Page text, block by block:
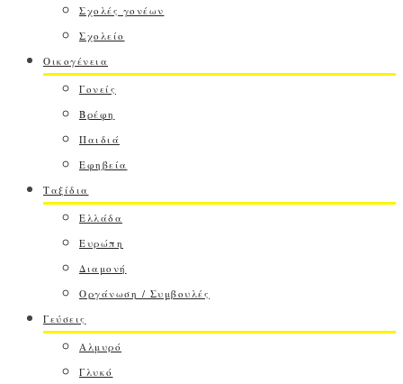
Σχολές γονέων
Σχολείο
Οικογένεια
Γονείς
Βρέφη
Παιδιά
Εφηβεία
Ταξίδια
Ελλάδα
Ευρώπη
Διαμονή
Οργάνωση / Συμβουλές
Γεύσεις
Αλμυρό
Γλυκό